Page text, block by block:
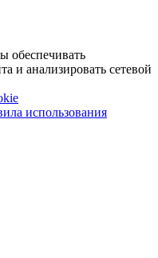
обеспечивать
и анализировать сетевой
использования